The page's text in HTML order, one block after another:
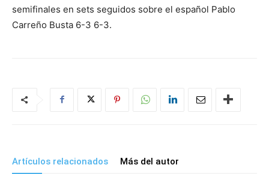
semifinales en sets seguidos sobre el español Pablo
Carreño Busta 6-3 6-3.
Artículos relacionados Más del autor